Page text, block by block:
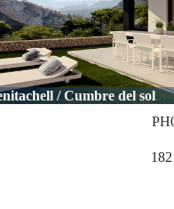
/ Cumbre del sol
182m
Santa pola /